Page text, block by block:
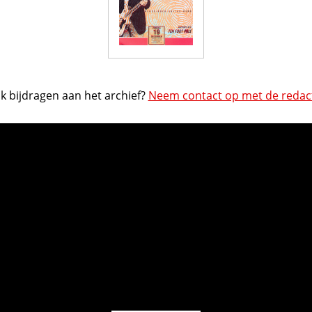
bijdragen aan het archief? Neem contact op met de